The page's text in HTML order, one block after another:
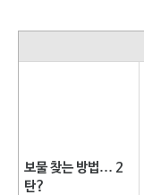
보물 찾는 방법… 2
탄?